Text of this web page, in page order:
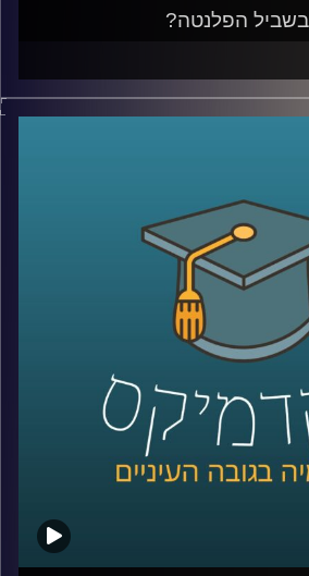
הפלנטה?
מביא איתו רוח אופטימית
והים בה והשינויים בתחום
אל תשבו שלובי רגליים –
כדור ארץ קריר יותר,
התרבות הטכנולוגית שלנו